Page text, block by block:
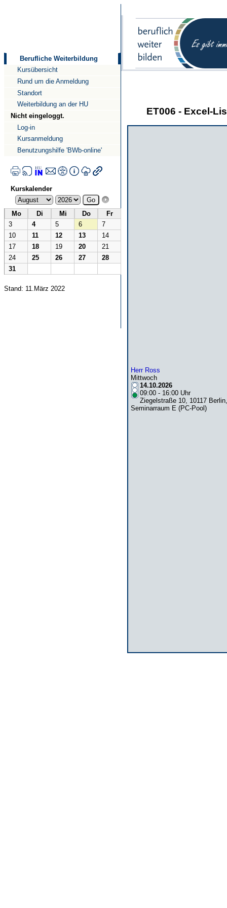
Berufliche Weiterbildung
Kursübersicht
Rund um die Anmeldung
Standort
Weiterbildung an der HU
Nicht eingeloggt.
Log-in
Kursanmeldung
Benutzungshilfe 'BWb-online'
Kurskalender
Mo Di Mi Do
Fr
3
4 5 6
7
10
11 12 13
14
17
18 19 20
21
24
25 26 27
28
31
Stand: 11.März 2022
ET006 - Excel-
Herr Ross
Mittwoch
14.10.2026
09:00 - 16:00 Uhr
Ziegelstraße 10, 10117 Berlin,
Seminarraum E (PC-Pool)